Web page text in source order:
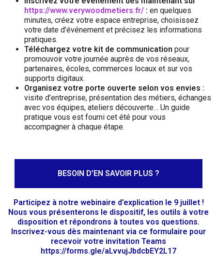
https://www.verywoodmetiers.fr/ : en quelques
minutes, créez votre espace entreprise, choisissez
votre date d’événement et précisez les informations
pratiques.
Téléchargez votre kit de communication pour
promouvoir votre journée auprès de vos réseaux,
partenaires, écoles, commerces locaux et sur vos
supports digitaux.
Organisez votre porte ouverte selon vos envies :
visite d’entreprise, présentation des métiers, échanges
avec vos équipes, ateliers découverte… Un guide
pratique vous est fourni cet été pour vous
accompagner à chaque étape.
BESOIN D’EN SAVOIR PLUS ?
Participez à notre webinaire d’explication le 9 juillet !
Nous vous présenterons le dispositif, les outils à votre
disposition et répondrons à toutes vos questions.
Inscrivez-vous dès maintenant via ce formulaire pour
recevoir votre invitation Teams
https://forms.gle/aLvvujJbdcbEY2L17